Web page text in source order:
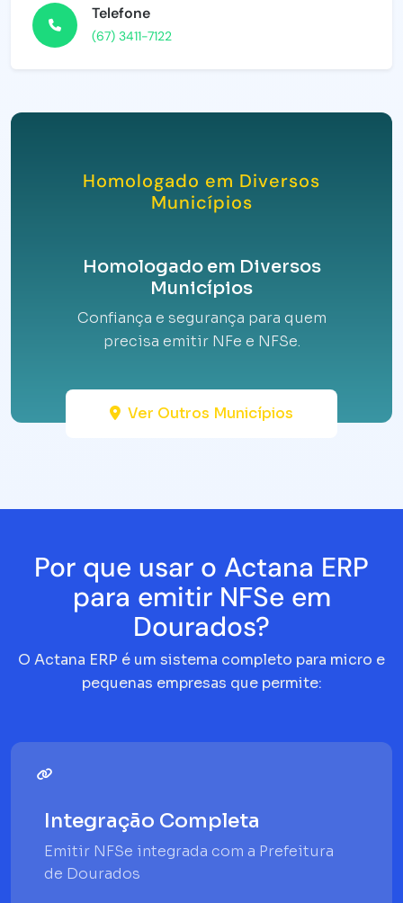
Telefone
(67) 3411-7122
Homologado em Diversos
Municípios
Homologado em Diversos
Municípios
Confiança e segurança para quem
precisa emitir NFe e NFSe.
Ver Outros Municípios
Por que usar o Actana ERP
para emitir NFSe em
Dourados?
O Actana ERP é um sistema completo para micro e
pequenas empresas que permite:
Integração Completa
Emitir NFSe integrada com a Prefeitura
de Dourados